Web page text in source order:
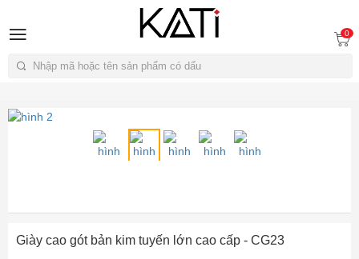
Tìm kiếm
0
Giày cao gót bản kim tuyến lớn cao cấp - CG23